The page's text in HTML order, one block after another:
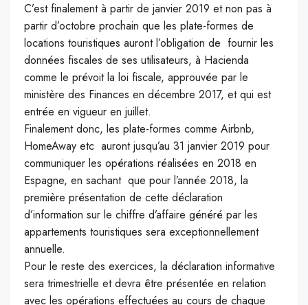
C’est finalement à partir de janvier 2019 et non pas à
partir d’octobre prochain que les plate-formes de
locations touristiques auront l’obligation de fournir les
données fiscales de ses utilisateurs, à Hacienda
comme le prévoit la loi fiscale, approuvée par le
ministère des Finances en décembre 2017, et qui est
entrée en vigueur en juillet.
Finalement donc, les plate-formes comme Airbnb,
HomeAway etc auront jusqu’au 31 janvier 2019 pour
communiquer les opérations réalisées en 2018 en
Espagne, en sachant que pour l’année 2018, la
première présentation de cette déclaration
d’information sur le chiffre d’affaire généré par les
appartements touristiques sera exceptionnellement
annuelle.
Pour le reste des exercices, la déclaration informative
sera trimestrielle et devra être présentée en relation
avec les opérations effectuées au cours de chaque